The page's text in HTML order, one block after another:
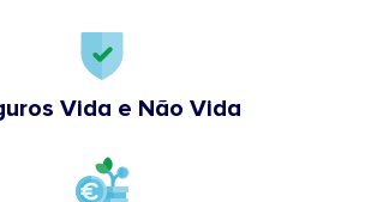
Vida e Não Vida